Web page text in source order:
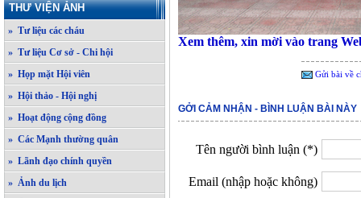
THƯ VIỆN ẢNH
» Tư liệu các cháu
» Tư liệu Cơ sở - Chi hội
» Họp mặt Hội viên
» Hội thảo - Hội nghị
» Hoạt động cộng đồng
» Các Mạnh thường quân
» Lãnh đạo chính quyền
» Ảnh du lịch
Xem thêm, xin mời vào trang
Gửi bài về
GỞI CẢM NHẬN - BÌNH LUẬN BÀI NÀY
Tên người bình luận (*)
Email (nhập hoặc không)